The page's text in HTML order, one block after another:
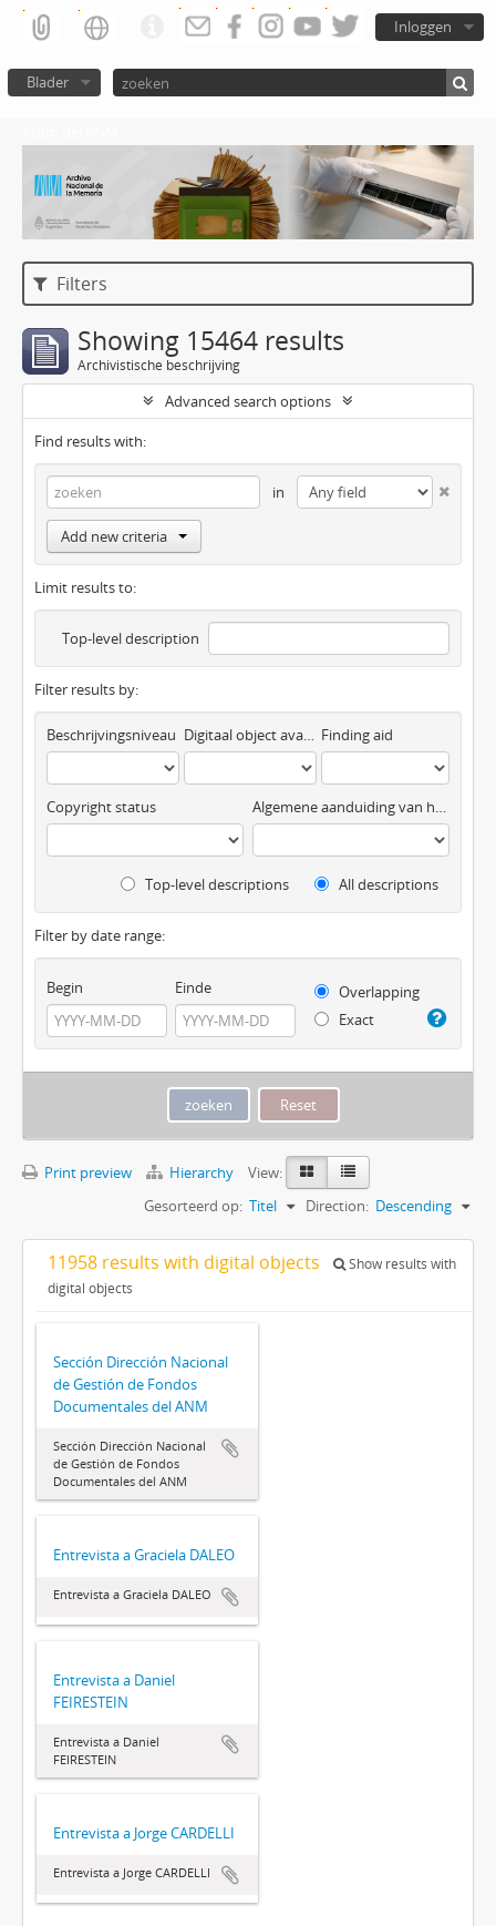
Inloggen
Blader
Filters
Showing 15464 results
Archivistische beschrijving
Advanced search options
Find results with:
in
Add new criteria
Limit results to:
Top-level description
Filter results by:
Beschrijvingsniveau Digitaal object available Finding aid
Copyright status Algemene aanduiding van het materiaal
Top-level descriptions All descriptions
Filter by date range:
Begin Einde
Overlapping
Exact
Print preview Hierarchy
View:
Gesorteerd op: Titel Direction: Descending
11958 results with digital objects
Show results with
digital objects
Sección Dirección Nacional
de Gestión de Fondos
Documentales del ANM
Sección Dirección Nacional
de Gestión de Fondos
Documentales del ANM
Entrevista a Graciela DALEO
Entrevista a Graciela DALEO
Entrevista a Daniel
FEIRESTEIN
Entrevista a Daniel
FEIRESTEIN
Entrevista a Jorge CARDELLI
Entrevista a Jorge CARDELLI